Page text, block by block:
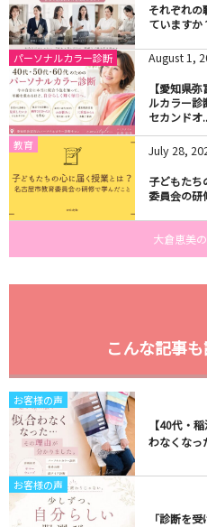
それぞれの
ていますか
パーソナルカラー診断 August 1 ,
【愛知県
ルカラー診
セカンドオ
教育 July 28,
子どもた
委員会の研
大倉恵美
こんな記事
お客様の声
【40代・
わなくなっ
お客様の声
「診断を